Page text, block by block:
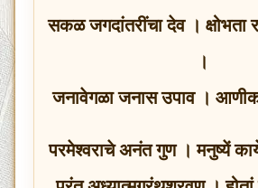
सकळ जगदांतरींचा देव । क्षोभता
।
जनावेगळा जनास उपाव ।
परमेश्वराचे अनंत गुण । मनुष्यें